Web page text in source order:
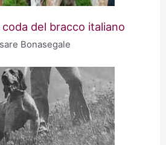
del bracco italiano
Bonasegale